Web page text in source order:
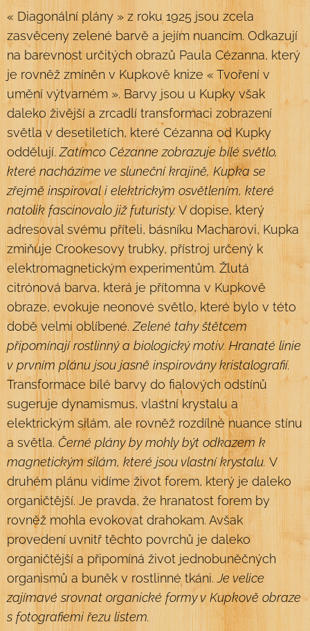
« Diagonální plány » z roku 1925 jsou zcela
zasvěceny zelené barvě a jejím nuancím. Odkazují
na barevnost určitých obrazů Paula Cézanna, který
je rovněž zmíněn v Kupkově knize « Tvoření v
umění výtvarném ». Barvy jsou u Kupky však
daleko živější a zrcadlí transformaci zobrazení
světla v desetiletích, které Cézanna od Kupky
oddělují.Zatímco Cézanne zobrazuje bílé světlo,
které nacházíme ve sluneční krajině, Kupka se
zřejmě inspiroval i elektrickým osvětlením, které
natolik fascinovalo již futuristy.V dopise, který
adresoval svému příteli, básníku Macharovi, Kupka
zmiňuje Crookesovy trubky, přístroj určený k
elektromagnetickým experimentům. Žlutá
citrónová barva, která je přítomna v Kupkově
obraze, evokuje neonové světlo, které bylo v této
době velmi oblíbené. Zelené tahy štětcem
připomínají rostlinný a biologický motiv. Hranaté linie
v prvním plánu jsou jasně inspirovány kristalografií.
Transformace bílé barvy do fialových odstínů
sugeruje dynamismus, vlastní krystalu a
elektrickým silám, ale rovněž rozdílné nuance stínu
a světla.Černé plány by mohly být odkazem k
magnetickým silám, které jsou vlastní krystalu.V
druhém plánu vidíme život forem, který je daleko
organičtější. Je pravda, že hranatost forem by
rovněž mohla evokovat drahokam. Avšak
provedení uvnitř těchto povrchů je daleko
organičtější a připomíná život jednobuněčných
organismů a buněk v rostlinné tkáni.Je velice
zajímavé srovnat organické formy v Kupkově obraze
s fotografiemi řezu listem.